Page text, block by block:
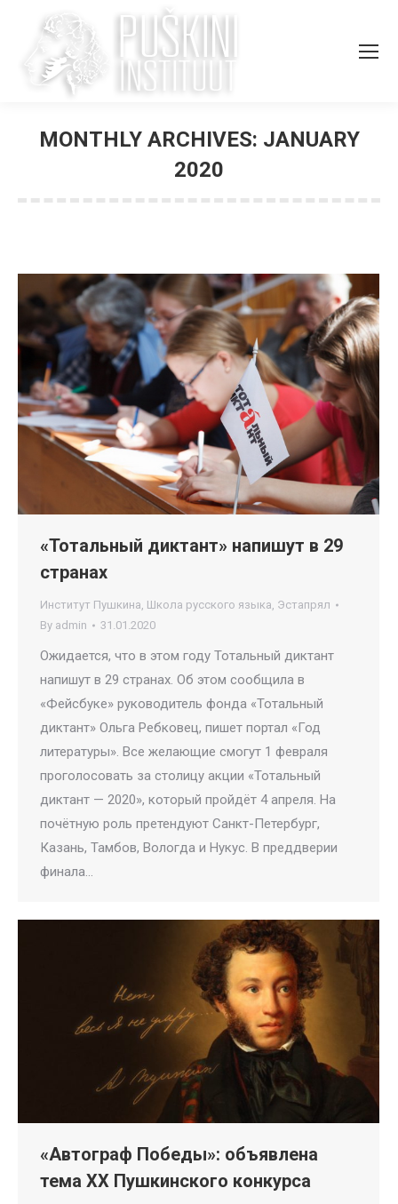
MONTHLY ARCHIVES: JANUARY
2020
«Тотальный диктант» напишут в 29
странах
Институт Пушкина, Школа русского языка, Эстапрял
By admin 31.01.2020
Ожидается, что в этом году Тотальный диктант
напишут в 29 странах. Об этом сообщила в
«Фейсбуке» руководитель фонда «Тотальный
диктант» Ольга Ребковец, пишет портал «Год
литературы». Все желающие смогут 1 февраля
проголосовать за столицу акции «Тотальный
диктант — 2020», который пройдёт 4 апреля. На
почётную роль претендуют Санкт-Петербург,
Казань, Тамбов, Вологда и Нукус. В преддверии
финала…
«Автограф Победы»: объявлена
тема ХХ Пушкинского конкурса